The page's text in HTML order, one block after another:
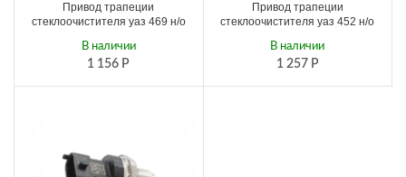
Привод трапеции
стеклоочистителя уаз 469 н/о
1 156 Р
В наличии
Привод трапеции
стеклоочистителя уаз 452 н/о
1 257 Р
В наличии